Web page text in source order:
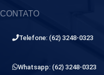
CONTATO
Telefone: (62) 3248-0323
Whatsapp: (62) 3248-0323